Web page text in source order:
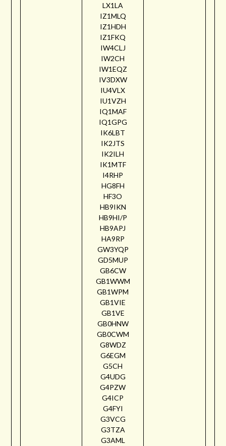
LX1LA
IZ1MLQ
IZ1HDH
IZ1FKQ
IW4CLJ
IW2CH
IW1EQZ
IV3DXW
IU4VLX
IU1VZH
IQ1MAF
IQ1GPG
IK6LBT
IK2JTS
IK2ILH
IK1MTF
I4RHP
HG8FH
HF3O
HB9IKN
HB9HI/P
HB9APJ
HA9RP
GW3YQP
GD5MUP
GB6CW
GB1WWM
GB1WPM
GB1VIE
GB1VE
GB0HNW
GB0CWM
G8WDZ
G6EGM
G5CH
G4UDG
G4PZW
G4ICP
G4FYI
G3VCG
G3TZA
G3AML